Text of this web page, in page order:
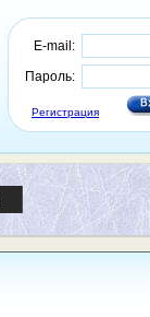
E-mail:
Пароль:
Регистрация